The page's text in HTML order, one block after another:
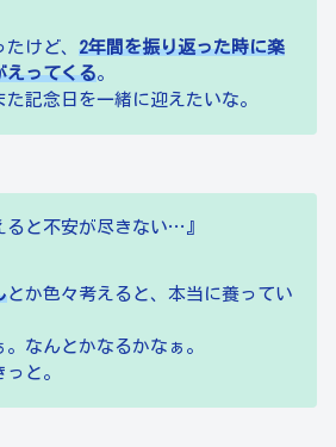
けど、 2年間を振り返った時に楽
えってくる。
記念日を一緒に迎えたいな。
ると不安が尽きない…』
とか色々考えると、本当に養ってい
なんとかなるかなぁ。
と。